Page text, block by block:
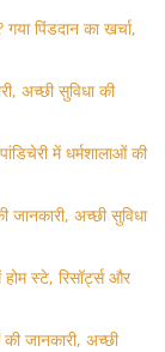
पिंडदान का खर्चा,
अच्छी सुविधा की
में धर्मशालाओं की
अच्छी सुविधा
स्‍टे, रिसॉर्ट्स और
जानकारी, अच्छी